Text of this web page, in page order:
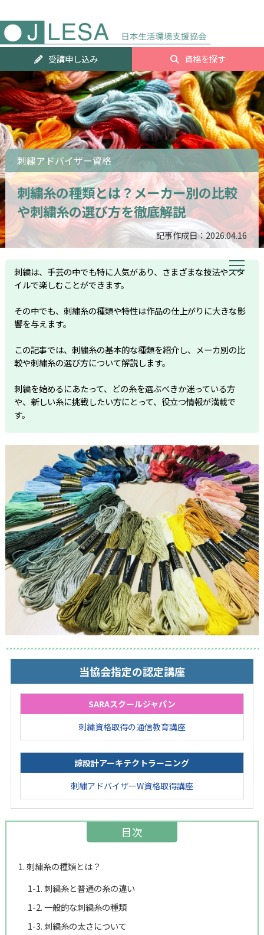
グ
受講申し込み 資格を探す
刺繍アドバイザー資格
刺繍糸の種類とは？メーカー別の比較
や刺繍糸の選び方を徹底解説
記事作成日：2026.04.16
刺繍は、手芸の中でも特に人気があり、さまざまな技法やスタ
イルで楽しむことができます。
その中でも、刺繍糸の種類や特性は作品の仕上がりに大きな影
響を与えます。
この記事では、刺繍糸の基本的な種類を紹介し、メーカ別の比
較や刺繍糸の選び方について解説します。
刺繍を始めるにあたって、どの糸を選ぶべきか迷っている方
や、新しい糸に挑戦したい方にとって、役立つ情報が満載で
す。
当協会指定の認定講座
SARAスクールジャパン
刺繍資格取得の通信教育講座
諒設計アーキテクトラーニング
刺繍アドバイザーW資格取得講座
目次
1. 刺繍糸の種類とは？
1-1. 刺繍糸と普通の糸の違い
1-2. 一般的な刺繍糸の種類
1-3. 刺繍糸の太さについて